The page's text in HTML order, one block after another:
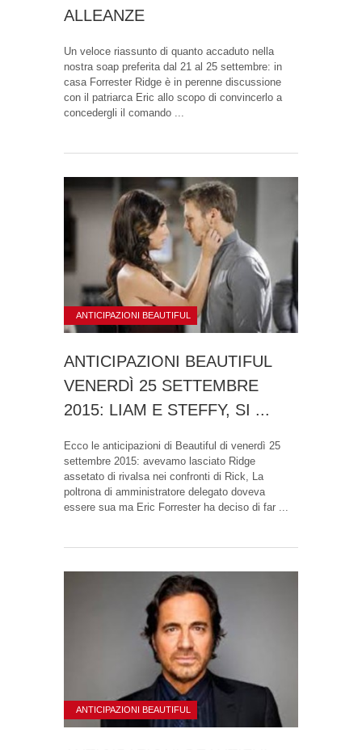
ALLEANZE
Un veloce riassunto di quanto accaduto nella
nostra soap preferita dal 21 al 25 settembre: in
casa Forrester Ridge è in perenne discussione
con il patriarca Eric allo scopo di convincerlo a
concedergli il comando ...
ANTICIPAZIONI BEAUTIFUL
ANTICIPAZIONI BEAUTIFUL
VENERDÌ 25 SETTEMBRE
2015: LIAM E STEFFY, SI ...
Ecco le anticipazioni di Beautiful di venerdì 25
settembre 2015: avevamo lasciato Ridge
assetato di rivalsa nei confronti di Rick, La
poltrona di amministratore delegato doveva
essere sua ma Eric Forrester ha deciso di far ...
ANTICIPAZIONI BEAUTIFUL